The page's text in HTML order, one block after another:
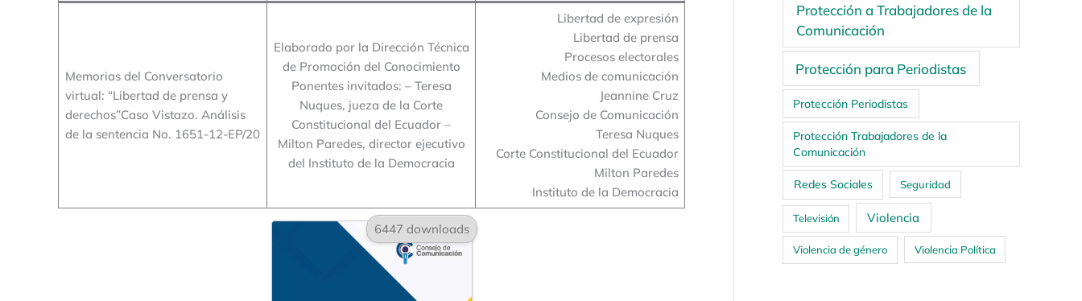
Memorias del Conversatorio
virtual: “Libertad de prensa y
derechos”Caso Vistazo. Análisis
de la sentencia No. 1651-12-EP/20
Elaborado por la Dirección Técnica
de Promoción del Conocimiento
Ponentes invitados: – Teresa
Nuques, jueza de la Corte
Constitucional del Ecuador –
Milton Paredes, director ejecutivo
del Instituto de la Democracia
Libertad de expresión
Libertad de prensa
Procesos electorales
Medios de comunicación
Jeannine Cruz
Consejo de Comunicación
Teresa Nuques
Corte Constitucional del Ecuador
Milton Paredes
Instituto de la Democracia
6447 downloads
Protección a Trabajadores de la
Comunicación
Protección para Periodistas
Protección Periodistas
Protección Trabajadores de la
Comunicación
Redes Sociales Seguridad
Televisión Violencia
Violencia de género Violencia Política